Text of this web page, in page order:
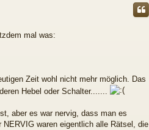
mal was:
Zeit wohl nicht mehr möglich. Das
Hebel oder Schalter.......
aber es war nervig, dass man es
waren eigentlich alle Rätsel, die